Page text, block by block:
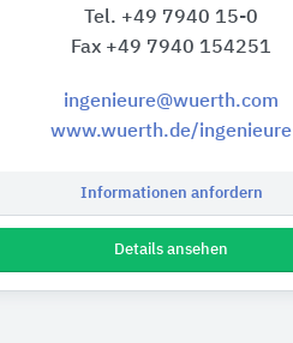
Tel. +49 7940 15-0
Fax +49 7940 154251
ingenieure@wuerth.com
www.wuerth.de/ingenieure
Informationen anfordern
Details ansehen